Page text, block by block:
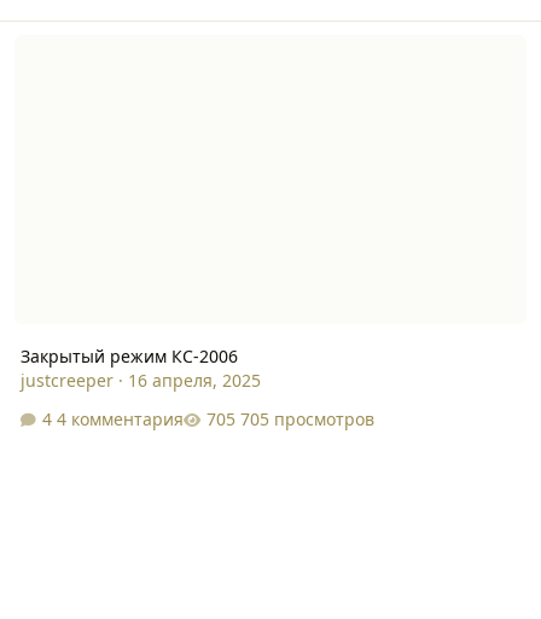
Закрытый режим КС-2006
justcreeper· 16 апреля, 2025
4 комментария
705 просмотров